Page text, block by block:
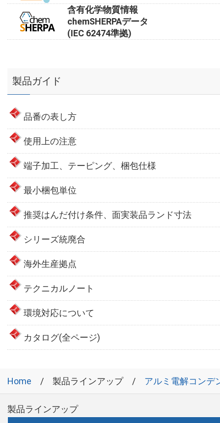
含有化学物質情報
chemSHERPAデータ
(IEC 62474準拠)
製品ガイド
品番の表し方
使用上の注意
端子加工、テーピング、梱包仕様
最小梱包単位
推奨はんだ付け条件、面実装品ランド寸法
シリーズ統廃合
海外生産拠点
テクニカルノート
環境対応について
カタログ(全ページ)
Home 製品ラインアップ アルミ電解コンデ
製品ラインアップ